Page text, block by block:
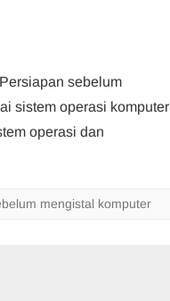
sebelum
sistem operasi komputer
operasi dan
mengistal komputer